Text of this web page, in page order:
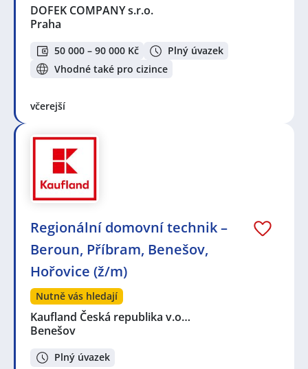
DOFEK COMPANY s.r.o.
Praha
50 000 – 90 000 Kč
Plný úvazek
Vhodné také pro cizince
včerejší
Regionální domovní technik –
Beroun, Příbram, Benešov,
Hořovice (ž/m)
Nutně vás hledají
Kaufland Česká republika v.o…
Benešov
Plný úvazek